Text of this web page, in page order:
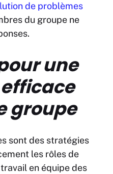
de problèmes
du groupe ne
une
groupe
sont des stratégies
les rôles de
en équipe des